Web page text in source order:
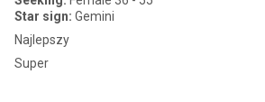
Star sign: Gemini
Najlepszy
Super